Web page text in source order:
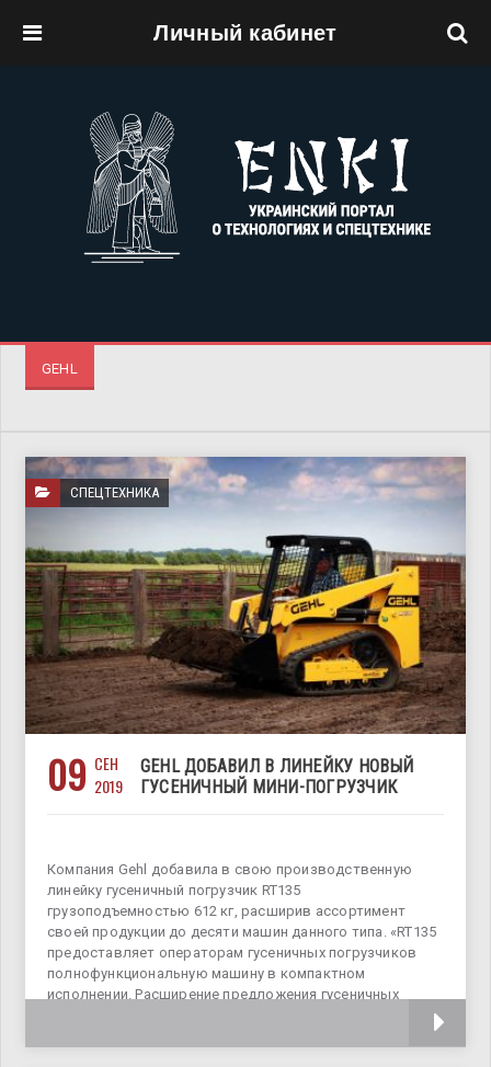
Личный кабинет
GEHL
СПЕЦТЕХНИКА
09 СЕН
2019
GEHL ДОБАВИЛ В ЛИНЕЙКУ НОВЫЙ
ГУСЕНИЧНЫЙ МИНИ-ПОГРУЗЧИК
Компания Gehl добавила в свою производственную
линейку гусеничный погрузчик RT135
грузоподъемностью 612 кг, расширив ассортимент
своей продукции до десяти машин данного типа. «RT135
предоставляет операторам гусеничных погрузчиков
полнофункциональную машину в компактном
исполнении. Расширение предложения гусеничных